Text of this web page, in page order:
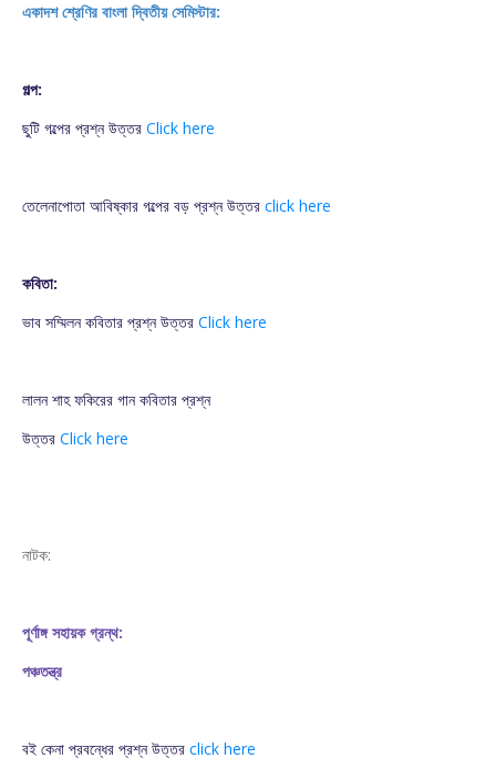
একাদশ শ্রেণির বাংলা দ্বিতীয় সেমিস্টার:
গল্প:
ছুটি গল্পের প্রশ্ন উত্তর Click here
তেলেনাপোতা আবিষ্কার গল্পের বড় প্রশ্ন উত্তর click here
কবিতা:
ভাব সম্মিলন কবিতার প্রশ্ন উত্তর Click here
লালন শাহ ফকিরের গান কবিতার প্রশ্ন
উত্তর Click here
নাটক:
পূর্ণাঙ্গ সহায়ক গ্রন্থ:
পঞ্চতন্ত্র
বই কেনা প্রবন্ধের প্রশ্ন উত্তর click here